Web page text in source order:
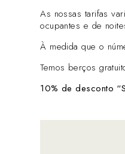
As nossas tarifas
ocupantes e de
À medida que o
Temos berços
10% de desconto